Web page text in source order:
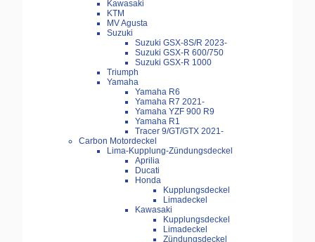
Kawasaki
KTM
MV Agusta
Suzuki
Suzuki GSX-8S/R 2023-
Suzuki GSX-R 600/750
Suzuki GSX-R 1000
Triumph
Yamaha
Yamaha R6
Yamaha R7 2021-
Yamaha YZF 900 R9
Yamaha R1
Tracer 9/GT/GTX 2021-
Carbon Motordeckel
Lima-Kupplung-Zündungsdeckel
Aprilia
Ducati
Honda
Kupplungsdeckel
Limadeckel
Kawasaki
Kupplungsdeckel
Limadeckel
Zündungsdeckel